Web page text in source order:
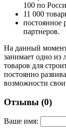
100 по
11 000
постоянное
партнеров.
На данный
занимает одно
товаров для
постоянно
возможности
Отзывы (0)
Ваше имя: